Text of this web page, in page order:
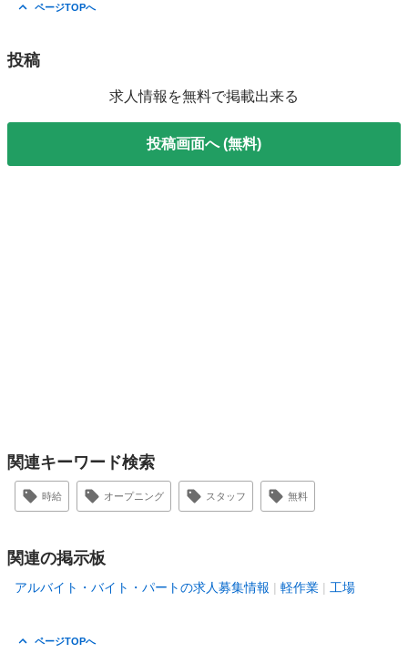
ページTOPへ
投稿
求人情報を無料で掲載出来る
投稿画面へ (無料)
関連キーワード検索
時給 オープニング スタッフ 無料
関連の掲示板
アルバイト・バイト・パートの求人募集情報 軽作業 工場
ページTOPへ